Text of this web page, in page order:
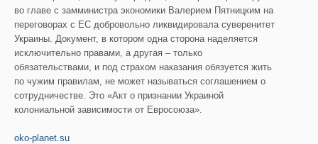
во главе с замминистра экономики Валерием Пятницким на
переговорах с ЕС добровольно ликвидировала суверенитет
Украины. Документ, в котором одна сторона наделяется
исключительно правами, а другая – только
обязательствами, и под страхом наказания обязуется жить
по чужим правилам, не может называться соглашением о
сотрудничестве. Это «Акт о признании Украиной
колониальной зависимости от Евросоюза».
oko-planet.su